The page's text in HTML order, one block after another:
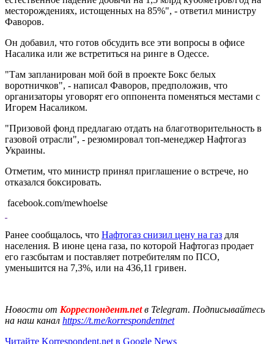
месторождениях, истощенных на 85%", - ответил министру
Фаворов.
Он добавил, что готов обсудить все эти вопросы в офисе
Насалика или же встретиться на ринге в Одессе.
"Там запланирован мой бой в проекте Бокс белых
воротничков", - написал Фаворов, предположив, что
организаторы уговорят его оппонента поменяться местами с
Игорем Насаликом.
"Призовой фонд предлагаю отдать на благотворительность в
газовой отрасли", - резюмировал топ-менеджер Нафтогаз
Украины.
Отметим, что министр принял приглашение о встрече, но
отказался боксировать.
facebook.com/mewhoelse
Ранее сообщалось, что Нафтогаз снизил цену на газ для
населения. В июне цена газа, по которой Нафтогаз продает
его газсбытам и поставляет потребителям по ПСО,
уменьшится на 7,3%, или на 436,11 гривен.
Новости от Корреспондент.netв Telegram. Подписывайтесь
на наш канал https://t.me/korrespondentnet
Читайте Korrespondent.net в Google News